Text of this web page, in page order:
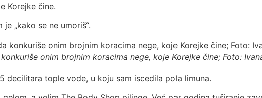
Korejke čine.
„kako se ne umoriš“.
onim brojnim koracima nege, koje Korejke čine; Foto:
decilitara tople vode, u koju sam iscedila pola limuna.